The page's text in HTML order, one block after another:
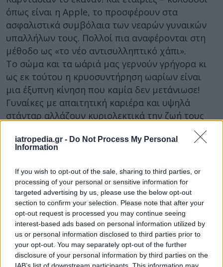
iatropedia.gr - Do Not Process My Personal
Information
If you wish to opt-out of the sale, sharing to third parties, or
processing of your personal or sensitive information for
targeted advertising by us, please use the below opt-out
section to confirm your selection. Please note that after your
opt-out request is processed you may continue seeing
interest-based ads based on personal information utilized by
us or personal information disclosed to third parties prior to
your opt-out. You may separately opt-out of the further
disclosure of your personal information by third parties on the
όπως είναι η Apple, το προσφέρουν στα
ασφαλιστικά συμβόλαια των νεαρών γυναικών
υπαλλήλων τους. Πολλοί πια αναφέρονται στη
μέθοδο ως «το νέο αντισυλληπτικό χάπι».
Το σώμα και τα ωάριά μας γερνούν γρήγορα κι
ως εκ τούτου η κρυοσυντήρηση ωαρίων είναι
μια έξυπνη κίνηση που καμία δεν μετάνιωσε!
Γυναίκες με απαιτητική καριέρα και υψηλά
στάνταρ αλλάζουν κυριολεκτικά την ζωή τους
χρησιμοποιώντας την μέθοδο. Δεν βιάζονται πια
να επιλέξουν έναν «μέτριο συντροφο»που
μόνο για να κάνουν οικογένεια εντός γάμου! Έτσι
οι σχέσεις αποκτούν ουσιαστικό νόημα χωρίς
την ψυχολογική πίεση μιας γυναίκας που
ξεπέρασε τα 30 έτη. Η επίσκεψη σε μια μονάδα
υποβοηθουμενης αναπαραγωγής, δίνει την
λύση. Δεν είναι τυχαίο που από το 2000 και
μετά, αυξήθηκε η μέση ηλικία απόκτηση παιδιού
στις Αμερικανίδες με ένα ακόμα 23% να